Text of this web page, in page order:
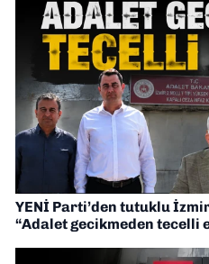
YENİ Parti’den tutuklu
“Adalet gecikmeden tecelli